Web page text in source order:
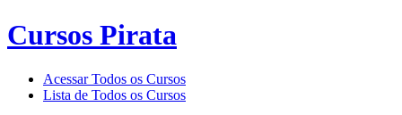
Cursos Pirata
Acessar Todos os Cursos
Lista de Todos os Cursos